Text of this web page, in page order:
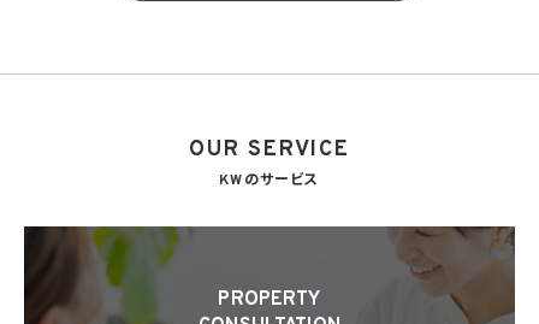
OUR SERVICE
KWのサービス
PROPERTY